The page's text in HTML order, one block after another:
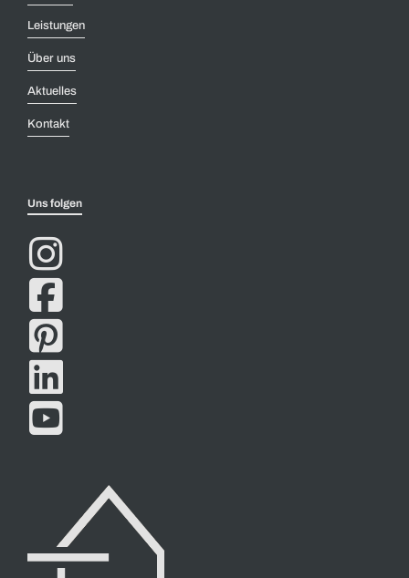
Leistungen
Über uns
Aktuelles
Kontakt
Uns folgen




